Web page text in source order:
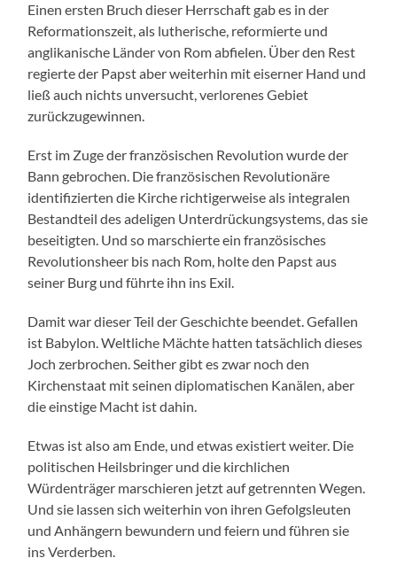
Einen ersten Bruch dieser Herrschaft gab es in der
Reformationszeit, als lutherische, reformierte und
anglikanische Länder von Rom abfielen. Über den Rest
regierte der Papst aber weiterhin mit eiserner Hand und
ließ auch nichts unversucht, verlorenes Gebiet
zurückzugewinnen.
Erst im Zuge der französischen Revolution wurde der
Bann gebrochen. Die französischen Revolutionäre
identifizierten die Kirche richtigerweise als integralen
Bestandteil des adeligen Unterdrückungsystems, das sie
beseitigten. Und so marschierte ein französisches
Revolutionsheer bis nach Rom, holte den Papst aus
seiner Burg und führte ihn ins Exil.
Damit war dieser Teil der Geschichte beendet. Gefallen
ist Babylon. Weltliche Mächte hatten tatsächlich dieses
Joch zerbrochen. Seither gibt es zwar noch den
Kirchenstaat mit seinen diplomatischen Kanälen, aber
die einstige Macht ist dahin.
Etwas ist also am Ende, und etwas existiert weiter. Die
politischen Heilsbringer und die kirchlichen
Würdenträger marschieren jetzt auf getrennten Wegen.
Und sie lassen sich weiterhin von ihren Gefolgsleuten
und Anhängern bewundern und feiern und führen sie
ins Verderben.